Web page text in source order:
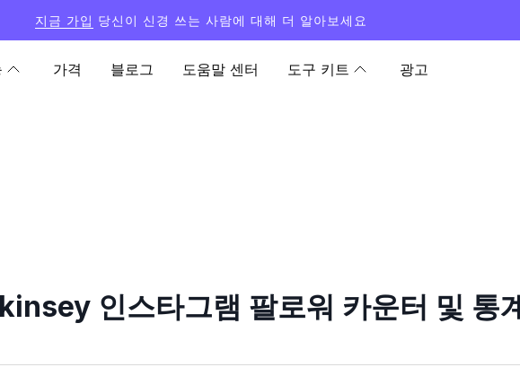
지금 가입 당신이 신경 쓰는 사람에 대해 더 알아보세요
가격 블로그 도움말 센터 도구 키트 광고
인스타그램 팔로워 카운터 및 통